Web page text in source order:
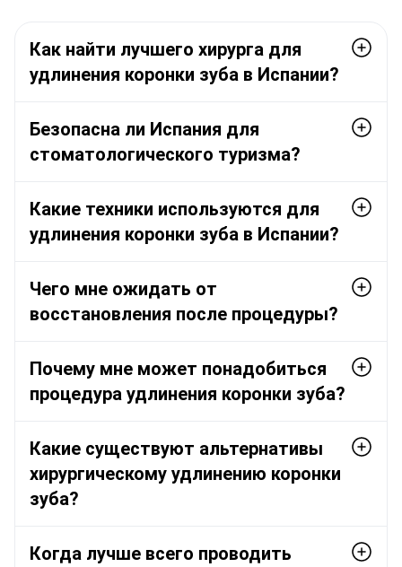
Как найти лучшего хирурга для
удлинения коронки зуба в Испании?
Безопасна ли Испания для
стоматологического туризма?
Какие техники используются для
удлинения коронки зуба в Испании?
Чего мне ожидать от
восстановления после процедуры?
Почему мне может понадобиться
процедура удлинения коронки зуба?
Какие существуют альтернативы
хирургическому удлинению коронки
зуба?
Когда лучше всего проводить